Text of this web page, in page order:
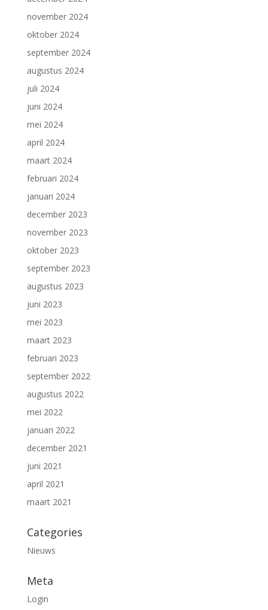
november 2024
oktober 2024
september 2024
augustus 2024
juli 2024
juni 2024
mei 2024
april 2024
maart 2024
februari 2024
januari 2024
december 2023
november 2023
oktober 2023
september 2023
augustus 2023
juni 2023
mei 2023
maart 2023
februari 2023
september 2022
augustus 2022
mei 2022
januari 2022
december 2021
juni 2021
april 2021
maart 2021
Categories
Nieuws
Meta
Login